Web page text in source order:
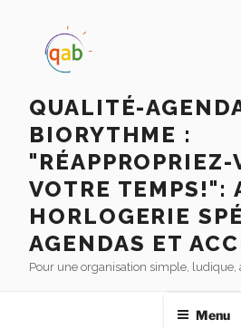
QUALITÉ-
BIORYTHME :
"RÉAPPROPRIEZ-
VOTRE TEMPS!":
HORLOGERIE
AGENDAS ET
Pour une organisation simple, ludique,
Menu